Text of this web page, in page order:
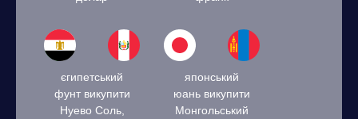
єгипетський
фунт викупити
Нуево Соль,
японський
юань викупити
Монгольський